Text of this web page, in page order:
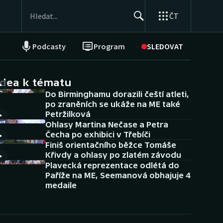
ČT
Podcasty Program SLEDOVAT
NEPŘEHLÉDNĚTE
Historické návraty
Aplikace ČT sport
AZ kvíz
k tématu
Do Birminghamu dorazili čeští atleti,
po zraněních se ukáže na ME také
Petržilková
Ohlasy Martina Nečase a Petra
Čecha po exhibici v Třebíči
Finiš orientačního běžce Tomáše
Křivdy a ohlasy po zlatém závodu
Plavecká reprezentace odlétá do
Paříže na ME, Seemanová obhajuje 4
medaile